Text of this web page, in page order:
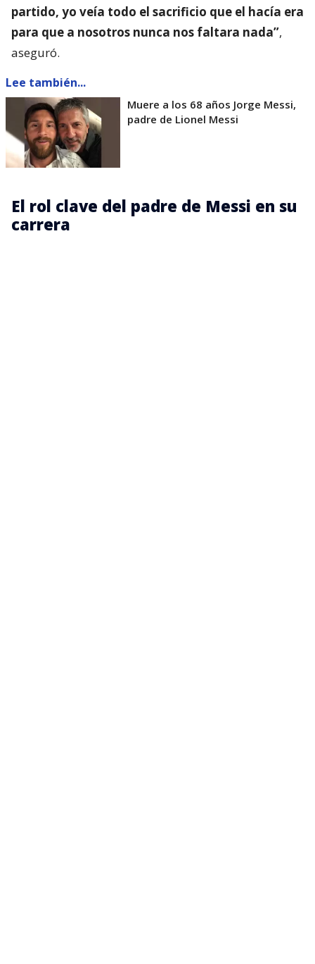
partido, yo veía todo el sacrificio que el hacía era
para que a nosotros nunca nos faltara nada”,
aseguró.
Lee también...
Muere a los 68 años Jorge Messi,
padre de Lionel Messi
El rol clave del padre de Messi en su
carrera